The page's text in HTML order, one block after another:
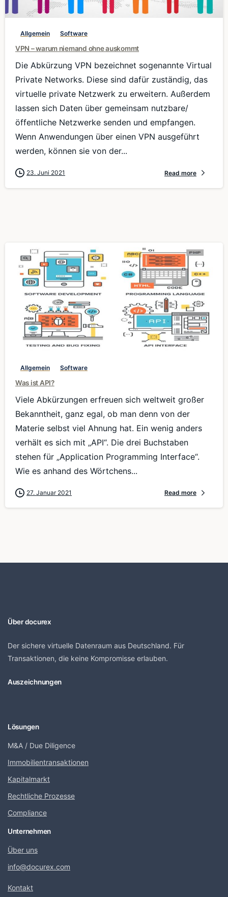
Allgemein Software
VPN – warum niemand ohne auskommt
Die Abkürzung VPN bezeichnet sogenannte Virtual
Private Networks. Diese sind dafür zuständig, das
virtuelle private Netzwerk zu erweitern. Außerdem
lassen sich Daten über gemeinsam nutzbare/
öffentliche Netzwerke senden und empfangen.
Wenn Anwendungen über einen VPN ausgeführt
werden, können sie von der...
23. Juni 2021 Read more
0
Allgemein Software
Was ist API?
Viele Abkürzungen erfreuen sich weltweit großer
Bekanntheit, ganz egal, ob man denn von der
Materie selbst viel Ahnung hat. Ein wenig anders
verhält es sich mit „API“. Die drei Buchstaben
stehen für „Application Programming Interface“.
Wie es anhand des Wörtchens...
27. Januar 2021 Read more
Über docurex
Der sichere virtuelle Datenraum aus Deutschland. Für
Transaktionen, die keine Kompromisse erlauben.
Auszeichnungen
Lösungen
M&A / Due Diligence
Immobilientransaktionen
Kapitalmarkt
Rechtliche Prozesse
Compliance
Unternehmen
Über uns
info@docurex.com
Kontakt